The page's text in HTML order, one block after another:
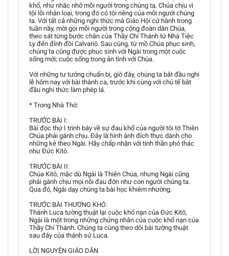
khổ, như nhắc nhở mỗi người trong chúng ta, Chúa chịu vì
tội lỗi nhân loại, trong đó có tội riêng của mỗi người chúng
ta. Với tất cả những nghi thức mà Giáo Hội cử hành trong
tuần nầy, mời gọi mỗi người trong cộng đoàn dân Chúa,
theo sát từng bước chân của Thầy Chí Thánh từ Nhà Tiệc
Ly đến đỉnh đồi Calvariô. Sau cùng, từ mồ Chúa phục sinh,
chúng ta cũng được phục sinh với Ngài trong một cuộc
sống mới; cuộc sống trong ân tình với Chúa.
Với những tư tưởng chuẩn bị, giờ đây, chúng ta bắt đầu nghi
lễ hôm nay với bài thánh ca, trước khi cùng với chủ tế bắt
đầu nghi thức làm phép lá.
* Trong Nhà Thờ:
TRƯỚC BÀI I:
Bài đọc thứ I trình bày về sự đau khổ của người tôi tớ Thiên
Chúa phải gánh chịu. Đây là hình ảnh đích thực dành cho
những kẻ theo Ngài. Hãy chấp nhận với tinh thần phó thác
như Đức Kitô.
TRƯỚC BÀI II:
Chúa Kitô, mặc dù Ngài là Thiên Chúa, nhưng Ngài cũng
phải gánh chịu mọi nỗi đau đớn như con người chúng ta.
Qua đó, Ngài dạy chúng ta bài học khiêm nhường.
TRƯỚC BÀI THƯƠNG KHÓ:
Thánh Luca tường thuật lại cuộc khổ nạn của Đức Kitô,
Ngài là một trong những chứng nhân của cuộc khổ nạn của
Thầy Chí Thánh. Chúng ta cùng theo dõi bài tường thuật
sau đây của thánh sử Luca.
LỜI NGUYỆN GIÁO DÂN